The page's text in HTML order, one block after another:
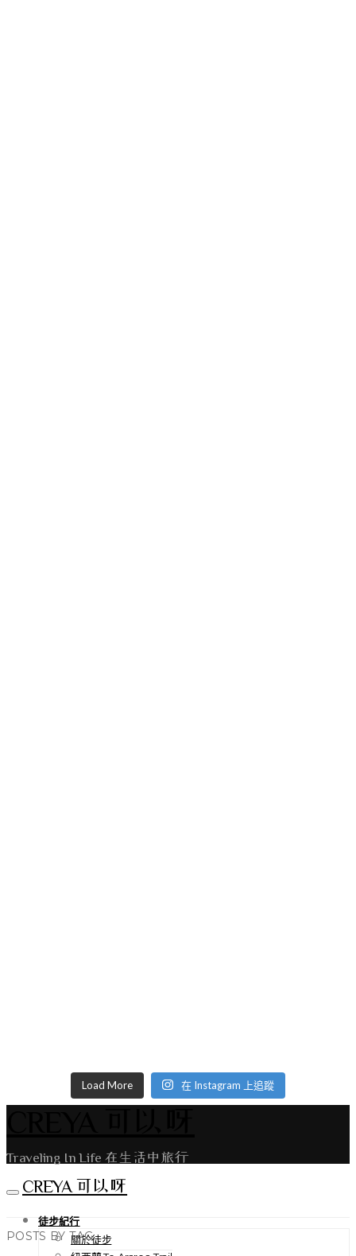
Load More 在 Instagram 上追蹤
Traveling In Life 在生活中旅行
CREYA 可以呀
徒步紀行
關於徒步
POSTS BY TAG